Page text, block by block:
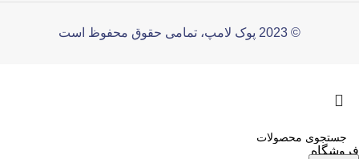
© 2023 پوک لامپ، تمامی حقوق محفوظ است
فروشگاه